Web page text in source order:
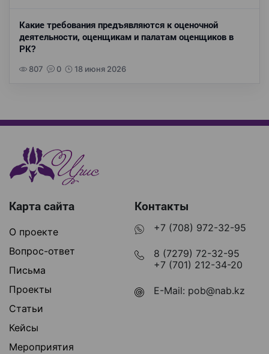
Какие требования предъявляются к оценочной
деятельности, оценщикам и палатам оценщиков в
РК?
807 0 18 июня 2026
Карта сайта
О проекте
Вопрос-ответ
Письма
Проекты
Статьи
Кейсы
Мероприятия
Контакты
+7 (708) 972-32-95
8 (7279) 72-32-95
+7 (701) 212-34-20
E-Mail: pob@nab.kz